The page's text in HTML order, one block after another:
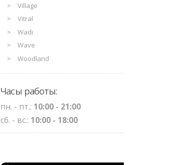
Village
Vitral
Wadi
Wave
Woodland
Часы работы:
пн. - пт.: 10:00 - 21:00
сб. - вс.: 10:00 - 18:00